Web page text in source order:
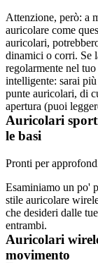
Attenzione, però: a
auricolare come
auricolari,
dinamici o corri. Se
regolarmente nel
intelligente: sarai
punte auricolari, di
apertura (puoi
Auricolari
le basi
Pronti per
Esaminiamo un po'
stile auricolare
che desideri dalle
entrambi.
Auricolari
movimento